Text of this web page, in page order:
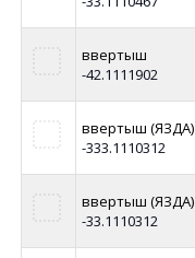
ввертыш
-42.1111902
ввертыш (ЯЗДА)
-333.1110312
ввертыш (ЯЗДА)
-33.1110312